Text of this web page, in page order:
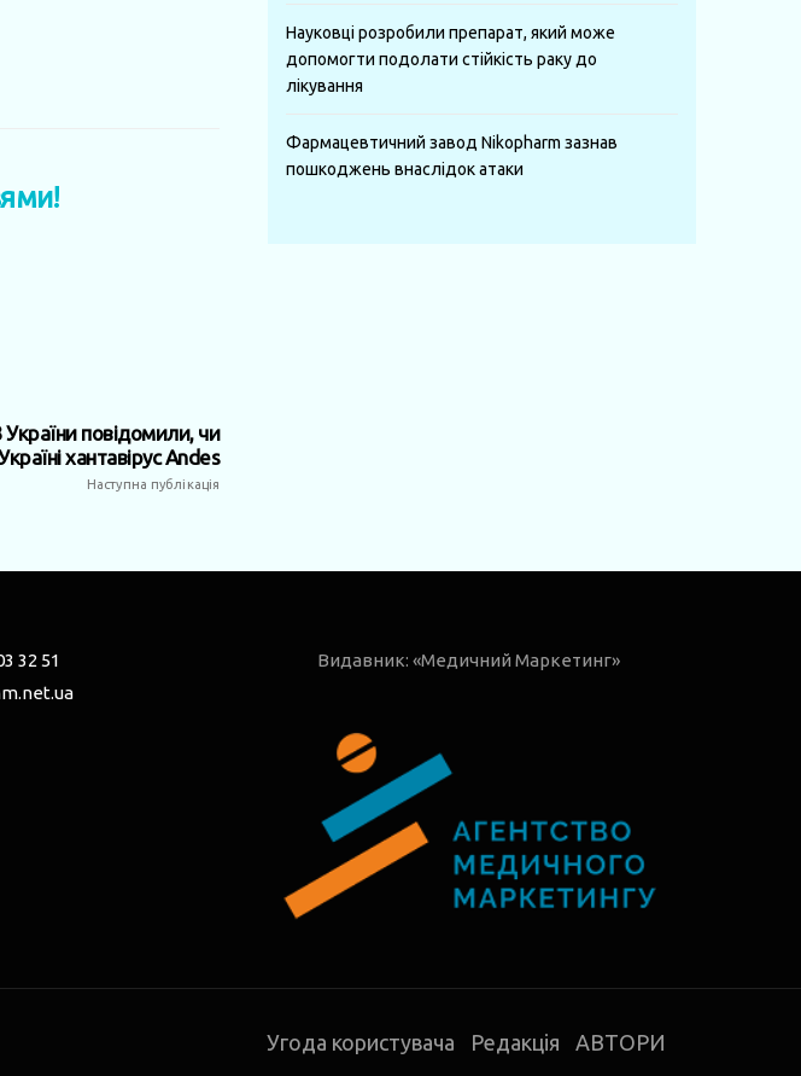
повідомили, чи
хантавірус Andes
Наступна публікація
Науковці розробили препарат, який може
допомогти подолати стійкість раку до
лікування
Фармацевтичний завод Nikopharm зазнав
пошкоджень внаслідок атаки
32 51
Видавник: «Медичний Маркетинг»
Угода користувача Редакція АВТОРИ